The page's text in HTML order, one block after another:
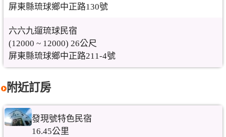
屏東縣琉球鄉中正路130號
六六九遛琉球民宿
(12000 ~ 12000) 26公尺
屏東縣琉球鄉中正路211-4號
附近訂房
發現號特色民宿
16.45公里